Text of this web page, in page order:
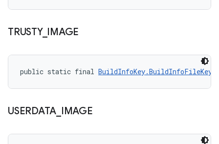
TRUSTY_ IMAGE
public static final BuildInfoKey.BuildInfoFileKey
USERDATA IMAGE